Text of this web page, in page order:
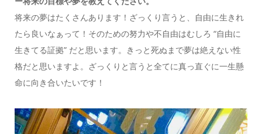
将来の夢はたくさんあります！ざっくり言うと、自由に生きれ
たら良いなぁって！そのための努力や不自由はむしろ “自由に
生きてる証拠” だと思います。きっと死ぬまで夢は絶えない性
格だと思いますよ。 ざっくりと言うと全てに真っ直ぐに一生懸
命に向き合いたいです！